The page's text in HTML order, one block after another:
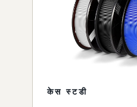
केस स्टडी